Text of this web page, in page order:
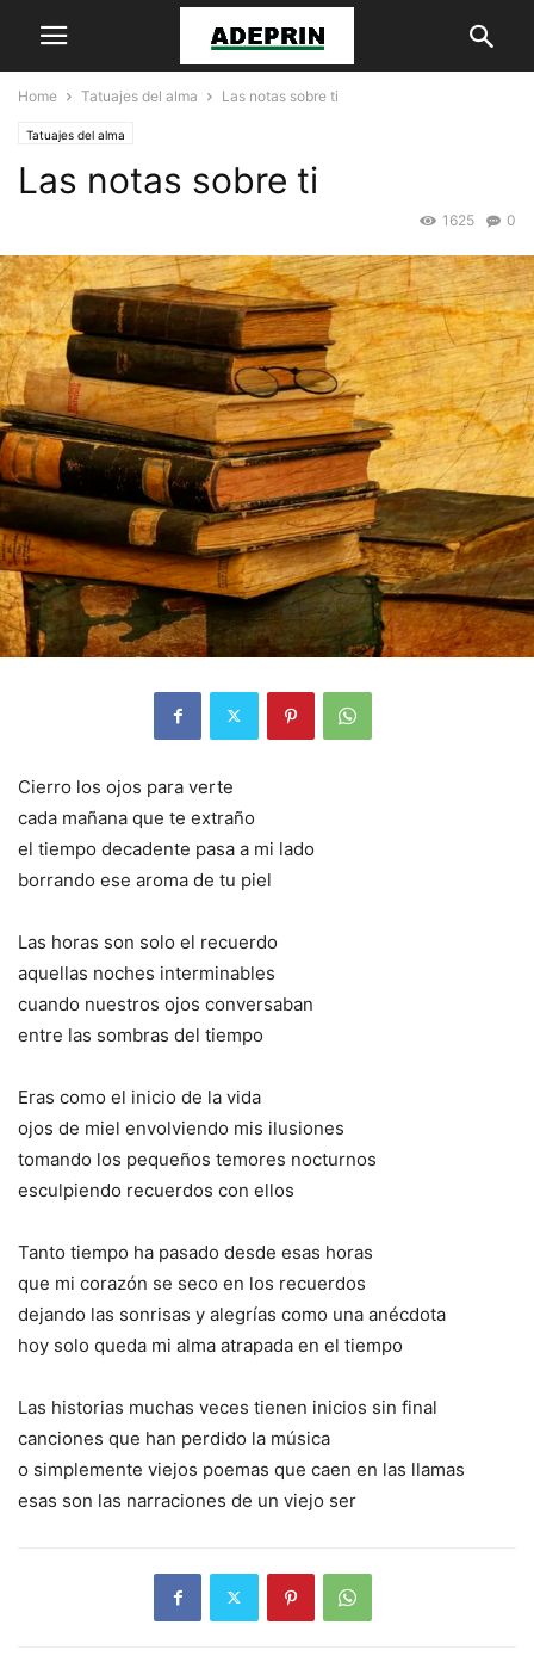
Home Tatuajes del alma Las notas sobre ti
Tatuajes del alma
Las notas sobre ti
0
1625
Cierro los ojos para verte
cada mañana que te extraño
el tiempo decadente pasa a mi lado
borrando ese aroma de tu piel
Las horas son solo el recuerdo
aquellas noches interminables
cuando nuestros ojos conversaban
entre las sombras del tiempo
Eras como el inicio de la vida
ojos de miel envolviendo mis ilusiones
tomando los pequeños temores nocturnos
esculpiendo recuerdos con ellos
Tanto tiempo ha pasado desde esas horas
que mi corazón se seco en los recuerdos
dejando las sonrisas y alegrías como una anécdota
hoy solo queda mi alma atrapada en el tiempo
Las historias muchas veces tienen inicios sin final
canciones que han perdido la música
o simplemente viejos poemas que caen en las llamas
esas son las narraciones de un viejo ser